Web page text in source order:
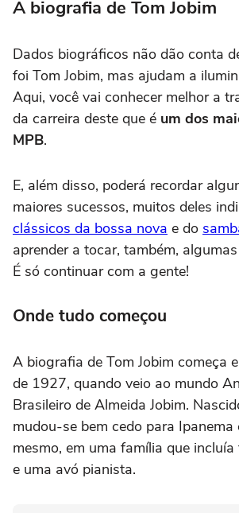
A biografia de Tom Jobim
Dados biográficos não dão conta
foi Tom Jobim, mas ajudam a
Aqui, você vai conhecer melhor a
da carreira deste que é um dos
MPB.
E, além disso, poderá recordar
maiores sucessos, muitos deles
clássicos da bossa nova e do
aprender a tocar, também,
É só continuar com a gente!
Onde tudo começou
A biografia de Tom Jobim começa
de 1927, quando veio ao mundo
Brasileiro de Almeida Jobim.
mudou-se bem cedo para Ipanema
mesmo, em uma família que
e uma avó pianista.